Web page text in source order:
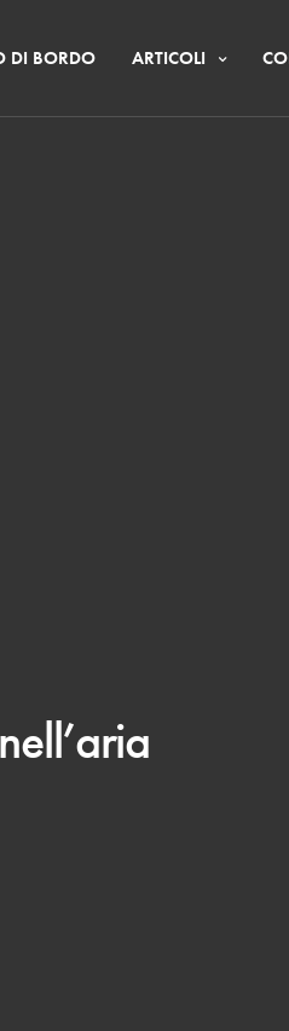
DI BORDO ARTICOLI